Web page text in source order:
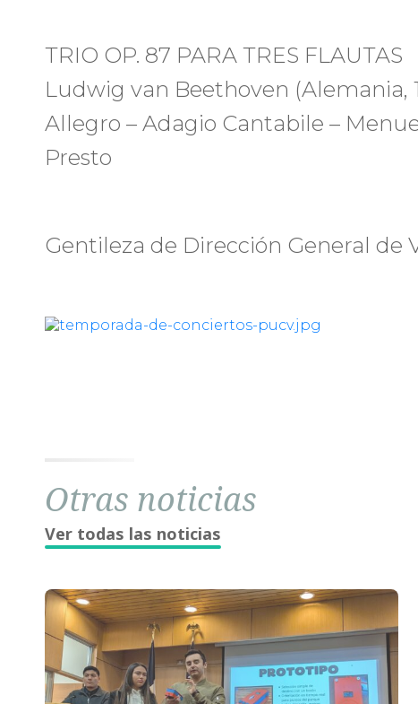
TRIO OP. 87 PARA TRES FLAUTAS
Ludwig van Beethoven (Alemania,
Allegro – Adagio Cantabile –
Presto
Gentileza de Dirección General de
Otras noticias
Ver todas las noticias